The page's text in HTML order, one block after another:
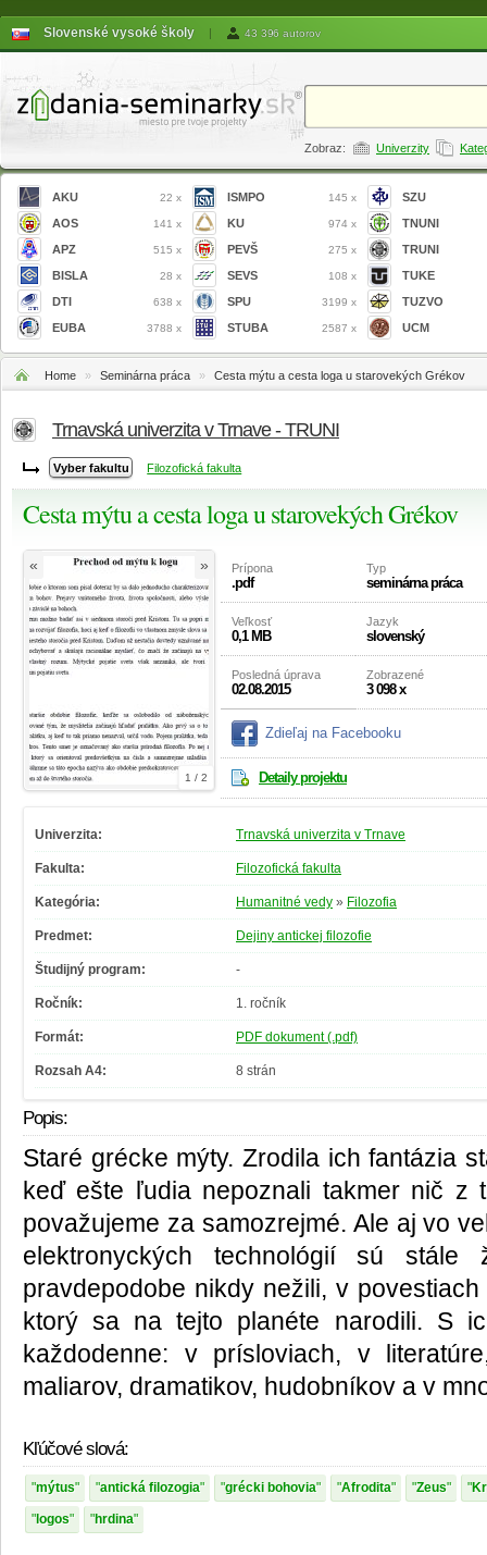
Slovenské vysoké školy | 43 396 autorov
Zobraz: Univerzity
AKU 22 x
AOS 141 x
APZ 515 x
BISLA 28 x
DTI 638 x
EUBA 3788 x
ISMPO 145 x
KU 974 x
PEVŠ 275 x
SEVS 108 x
SPU 3199 x
STUBA 2587 x
SZU
TNUNI
TRUNI
TUKE
TUZVO
UCM
Home » Seminárna práca » Cesta mýtu a cesta loga u starovekých Grékov
Trnavská univerzita v Trnave - TRUNI
Filozofická fakulta
Cesta mýtu a cesta loga u starovekých Grékov
1 / 2
« » Prípona
.pdf
Typ
seminárna práca
Veľkosť
0,1 MB
Jazyk
slovenský
Posledná úprava
02.08.2015
Zobrazené
3 098 x
Zdieľaj na Facebooku
Detaily projektu
Univerzita: Trnavská univerzita v Trnave
Fakulta: Filozofická fakulta
Kategória: Humanitné vedy » Filozofia
Predmet: Dejiny antickej filozofie
Študijný program: -
Ročník: 1. ročník
Formát: PDF dokument (.pdf)
Rozsah A4: 8 strán
Popis:
Staré grécke mýty. Zrodila ich fantázia
keď ešte ľudia nepoznali takmer nič z
považujeme za samozrejmé. Ale aj vo
elektronyckých technológií sú
pravdepodobe nikdy nežili, v
ktorý sa na tejto planéte narodili. S
každodenne: v prísloviach, v
maliarov, dramatikov, hudobníkov a v
Kľúčové slová:
mýtus antická filozogia grécki bohovia Afrodita Zeus
logos hrdina